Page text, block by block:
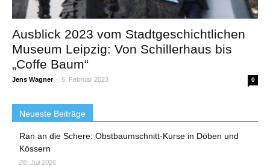
Ausblick 2023 vom Stadtgeschichtlichen
Museum Leipzig: Von Schillerhaus bis
„Coffe Baum“
Jens Wagner - 6. Februar 2023 0
Neueste Beiträge
Ran an die Schere: Obstbaumschnitt-Kurse in Döben und
Kössern
28. Juli 2026